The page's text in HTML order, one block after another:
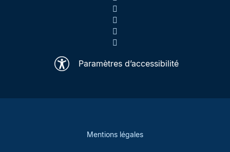
Paramètres d’accessibilité
Mentions légales